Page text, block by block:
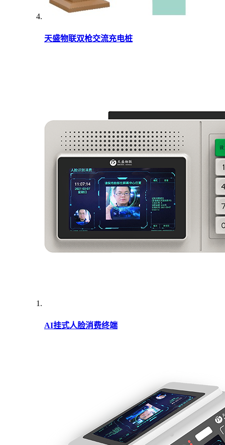
天盛物联双枪交流充电桩
AI挂式人脸消费终端